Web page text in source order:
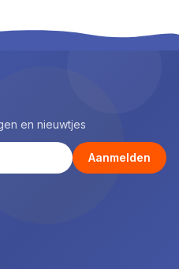
en nieuwtjes
Aanmelden